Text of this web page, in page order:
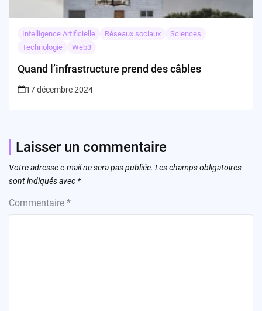
Intelligence Artificielle Réseaux sociaux
Sciences
Technologie
Web3
Quand l’infrastructure prend des câbles
17 décembre 2024
Laisser un commentaire
Votre adresse e-mail ne sera pas publiée. Les champs obligatoires
sont indiqués avec *
Commentaire *